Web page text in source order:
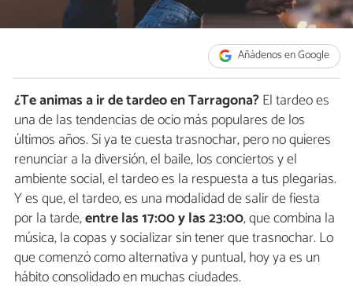
Añádenos en Google
¿Te animas a ir de tardeo en Tarragona?El tardeo es
una de las tendencias de ocio más populares de los
últimos años. Si ya te cuesta trasnochar, pero no quieres
renunciar a la diversión, el baile, los conciertos y el
ambiente social, el tardeo es la respuesta a tus plegarias.
Y es que, el tardeo, es una modalidad de salir de fiesta
por la tarde,entre las 17:00 y las 23:00, que combina la
música, la copas y socializar sin tener que trasnochar. Lo
que comenzó como alternativa y puntual, hoy ya es un
hábito consolidado en muchas ciudades.